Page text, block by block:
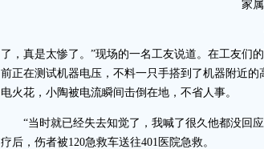
家属
“
了，真是太惨了。”现场的一名工友说道。在工友们
前正在测试机器电压，不料一只手搭到了机器附近的
电火花，小陶被电流瞬间击倒在地，不省人事。
“当时就已经失去知觉了，我喊了很久他都没回应
疗后，伤者被120急救车送往401医院急救。